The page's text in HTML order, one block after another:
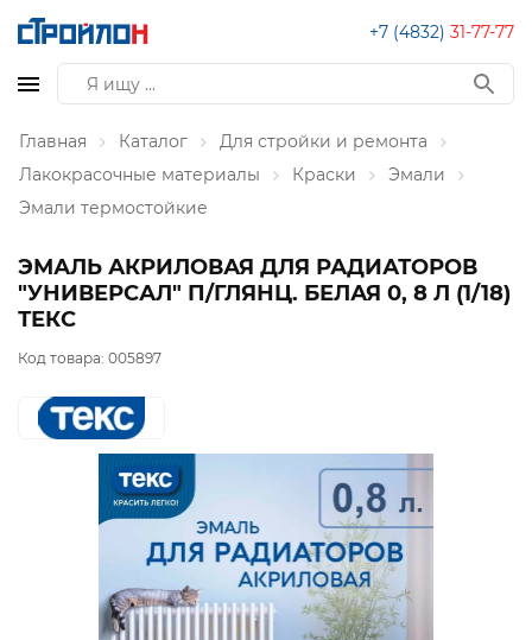
+7 (4832) 31-77-77
Главная Каталог
Для стройки и ремонта
Лакокрасочные материалы
Краски
Эмали
Эмали термостойкие
ЭМАЛЬ АКРИЛОВАЯ ДЛЯ РАДИАТОРОВ
"УНИВЕРСАЛ" П/ГЛЯНЦ. БЕЛАЯ 0, 8 Л (1/18)
ТЕКС
Код товара: 005897